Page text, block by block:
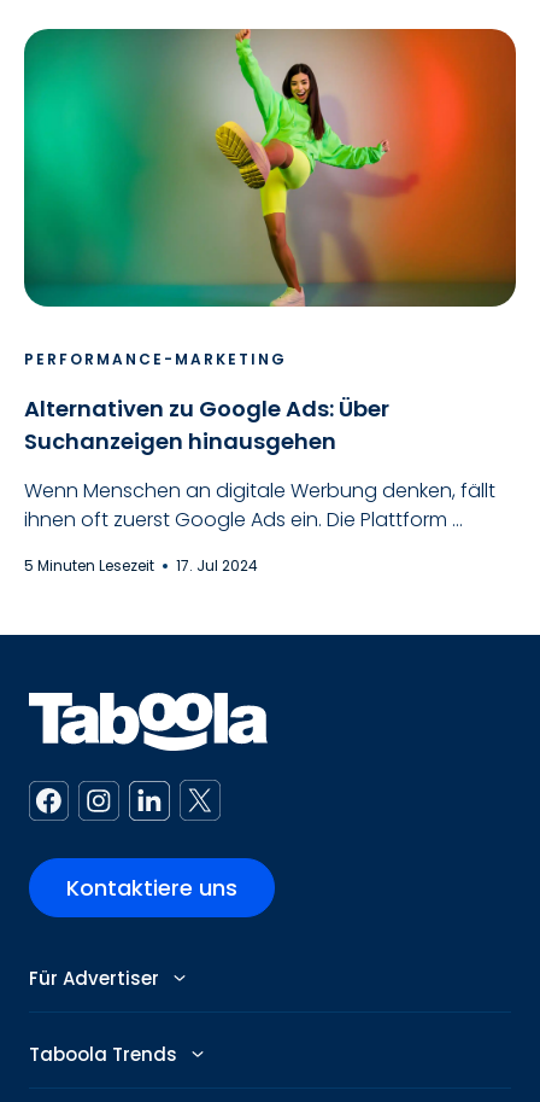
PERFORMANCE-MARKETING
Alternativen zu Google Ads: Über
Suchanzeigen hinausgehen
Wenn Menschen an digitale Werbung denken, fällt
ihnen oft zuerst Google Ads ein. Die Plattform ...
5 Minuten Lesezeit 17. Jul 2024
Kontaktiere uns
Für Advertiser
Advertiser
Taboola Trends